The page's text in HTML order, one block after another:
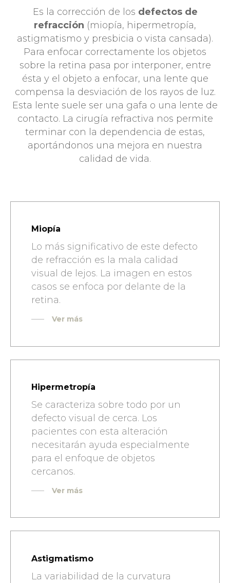
Es la corrección de los defectos de
refracción (miopía, hipermetropía,
astigmatismo y presbicia o vista cansada).
Para enfocar correctamente los objetos
sobre la retina pasa por interponer, entre
ésta y el objeto a enfocar, una lente que
compensa la desviación de los rayos de luz.
Esta lente suele ser una gafa o una lente de
contacto. La cirugía refractiva nos permite
terminar con la dependencia de estas,
aportándonos una mejora en nuestra
calidad de vida.
Miopía
Lo más significativo de este defecto
de refracción es la mala calidad
visual de lejos. La imagen en estos
casos se enfoca por delante de la
retina.
Ver más
Hipermetropía
Se caracteriza sobre todo por un
defecto visual de cerca. Los
pacientes con esta alteración
necesitarán ayuda especialmente
para el enfoque de objetos
cercanos.
Ver más
Astigmatismo
La variabilidad de la curvatura